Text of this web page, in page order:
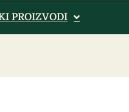
PROIZVODI